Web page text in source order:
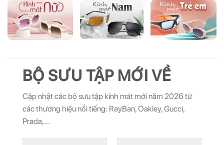
BỘ SƯU TẬP MỚI VỀ
Cập nhật các bộ sưu tập kính mát mới năm 2026 từ
các thương hiệu nổi tiếng: RayBan, Oakley, Gucci,
Prada,…